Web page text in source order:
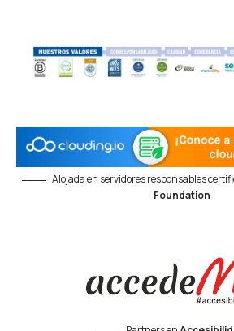
Alojada en servidores responsables
Foundation